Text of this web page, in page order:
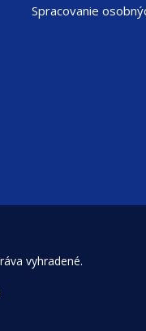
Spracovanie
vyhradené.